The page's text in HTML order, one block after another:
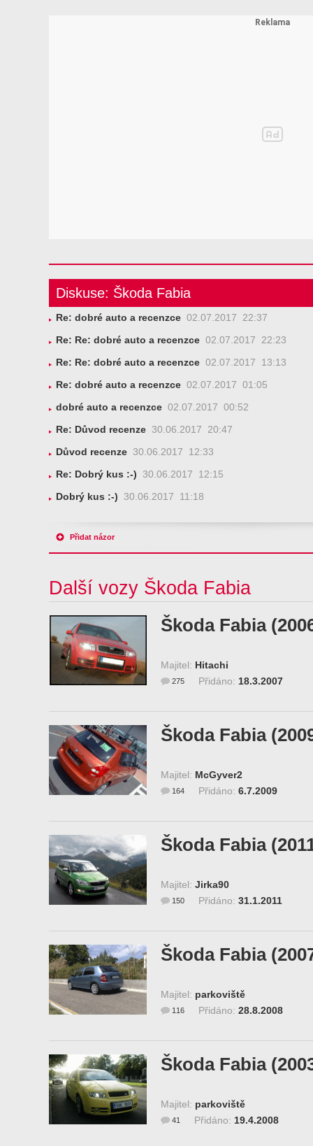
Diskuse: Škoda Fabia
Re: dobré auto a recenzce 02.07.2017 22:37
Re: Re: dobré auto a recenzce 02.07.2017 22:23
Re: Re: dobré auto a recenzce 02.07.2017 13:13
Re: dobré auto a recenzce 02.07.2017 01:05
dobré auto a recenzce 02.07.2017 00:52
Re: Důvod recenze 30.06.2017 20:47
Důvod recenze 30.06.2017 12:33
Re: Dobrý kus :-) 30.06.2017 12:15
Dobrý kus :-) 30.06.2017 11:18
Přidat názor
Další vozy Škoda Fabia
Škoda Fabia
Majitel: Hitachi
Přidáno: 18.3.2007
275
Škoda Fabia
Majitel: McGyver2
Přidáno: 6.7.2009
164
Škoda Fabia
Majitel: Jirka90
Přidáno: 31.1.2011
150
Škoda Fabia
Majitel: parkoviště
Přidáno: 28.8.2008
116
Škoda Fabia
Majitel: parkoviště
Přidáno: 19.4.2008
41